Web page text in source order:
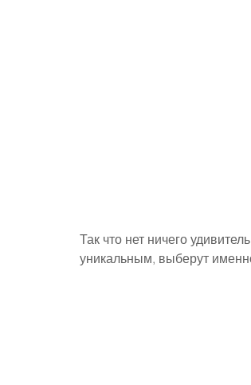
Так что нет ничего
уникальным, выберут